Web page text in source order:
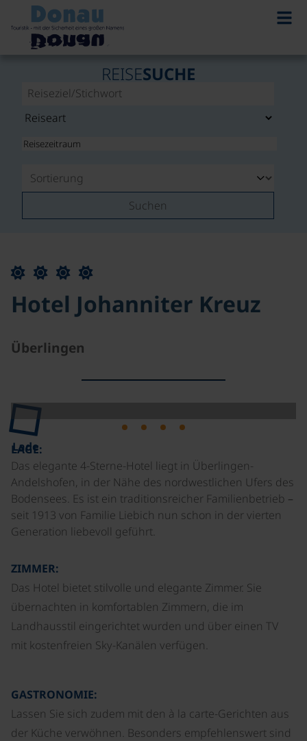
REISESUCHE
Suchen
Hotel Johanniter Kreuz
Überlingen
Lade
LAGE:
Das elegante 4-Sterne-Hotel liegt in Überlingen-
Andelshofen, in der Nähe des nordwestlichen Ufers des
Bodensees. Es ist ein traditionsreicher Familienbetrieb –
seit 1913 von Familie Liebich nun schon in der vierten
Generation liebevoll geführt.
ZIMMER:
Das Hotel bietet stilvolle und elegante Zimmer. Sie
übernachten in komfortablen Zimmern, die im
Landhausstil eingerichtet wurden und über einen TV
mit kostenfreien Sky-Kanälen verfügen.
GASTRONOMIE:
Lassen Sie sich zudem mit den à la carte-Gerichten aus
der Küche verwöhnen. Besonders empfehlenswert sind